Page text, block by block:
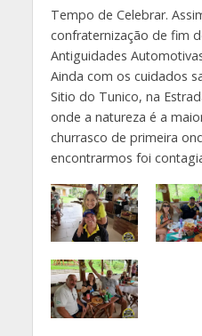
Tempo de Celebrar.
confraternização de fim
Antiguidades
Ainda com os cuidados
Sitio do Tunico, na
onde a natureza é a
churrasco de primeira
encontrarmos foi